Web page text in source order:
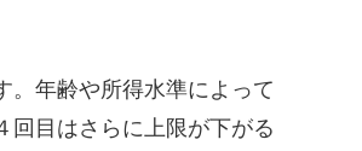
。年齢や所得水準によって
回目はさらに上限が下がる